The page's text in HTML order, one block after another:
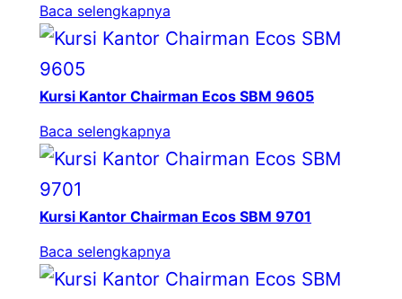
Baca selengkapnya
Kursi Kantor Chairman Ecos SBM 9605
Baca selengkapnya
Kursi Kantor Chairman Ecos SBM 9701
Baca selengkapnya